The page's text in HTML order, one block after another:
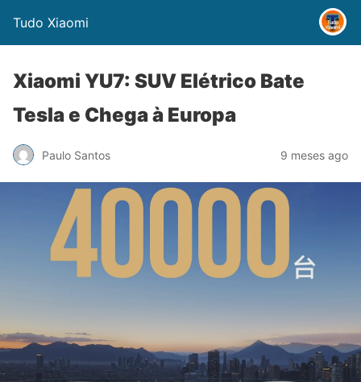
Tudo Xiaomi
Xiaomi YU7: SUV Elétrico Bate
Tesla e Chega à Europa
Paulo Santos 9 meses ago